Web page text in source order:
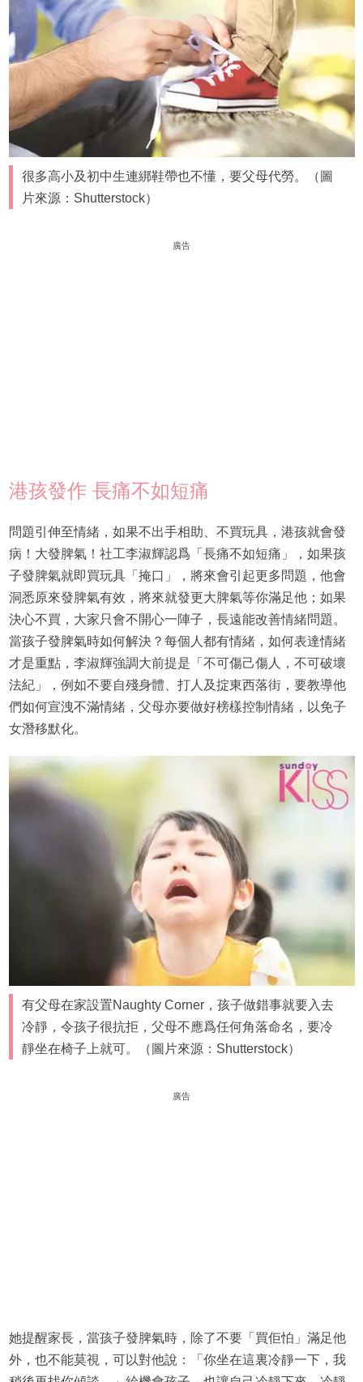
很多高小及初中生連綁鞋帶也不懂，要父母代勞。（圖
片來源：Shutterstock）
廣告
港孩發作 長痛不如短痛
問題引伸至情緒，如果不出手相助、不買玩具，港孩就會發
病！大發脾氣！社工李淑輝認爲「長痛不如短痛」，如果孩
子發脾氣就即買玩具「掩口」，將來會引起更多問題，他會
洞悉原來發脾氣有效，將來就發更大脾氣等你滿足他；如果
決心不買，大家只會不開心一陣子，長遠能改善情緒問題。
當孩子發脾氣時如何解決？每個人都有情緒，如何表達情緒
才是重點，李淑輝強調大前提是「不可傷己傷人，不可破壞
法紀」，例如不要自殘身體、打人及掟東西落街，要教導他
們如何宣洩不滿情緒，父母亦要做好榜樣控制情緒，以免子
女潛移默化。
有父母在家設置Naughty Corner，孩子做錯事就要入去
冷靜，令孩子很抗拒，父母不應爲任何角落命名，要冷
靜坐在椅子上就可。（圖片來源：Shutterstock）
廣告
她提醒家長，當孩子發脾氣時，除了不要「買佢怕」滿足他
外，也不能莫視，可以對他說：「你坐在這裏冷靜一下，我